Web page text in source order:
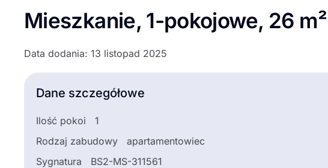
Mieszkanie, 1-pokojowe, 26
Data dodania: 13 listopad 2025
Dane szczegółowe
Ilość pokoi
1
Rodzaj zabudowy
apartamentowiec
Sygnatura
BS2-MS-311561